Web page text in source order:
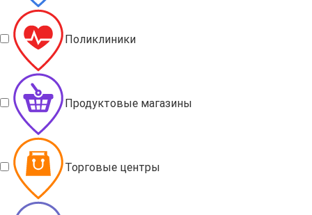
Поликлиники
Продуктовые магазины
Торговые центры